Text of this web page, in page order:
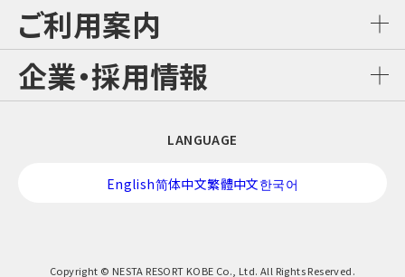
スカイジャングル スリルコース
スカイジャングル ファンコース
スカイジャングル ジップライン
おすすめチケット
カジュアルコテージ
ご利用料金
GLAMP LUNCH
日本料理 さざんか
酒バー はりま
雨の日プラン
修学旅行プラン！
ご利用案内
チケット購入・料金案内
企業・採用情報
Copyright © NESTA RESORT KOBE Co., Ltd. All Rights Reserved.
LANGUAGE
English简体中文繁體中文한국어